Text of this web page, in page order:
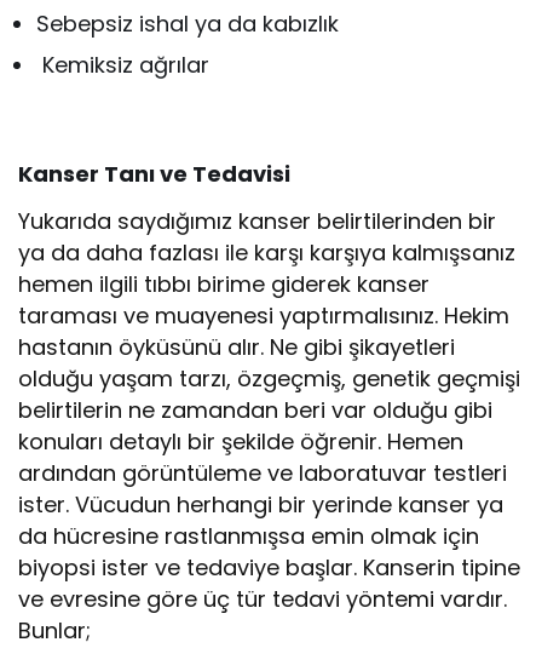
Sebepsiz ishal ya da kabızlık
Kemiksiz ağrılar
Kanser Tanı ve Tedavisi
Yukarıda saydığımız kanser belirtilerinden bir
ya da daha fazlası ile karşı karşıya kalmışsanız
hemen ilgili tıbbı birime giderek kanser
taraması ve muayenesi yaptırmalısınız. Hekim
hastanın öyküsünü alır. Ne gibi şikayetleri
olduğu yaşam tarzı, özgeçmiş, genetik geçmişi
belirtilerin ne zamandan beri var olduğu gibi
konuları detaylı bir şekilde öğrenir. Hemen
ardından görüntüleme ve laboratuvar testleri
ister. Vücudun herhangi bir yerinde kanser ya
da hücresine rastlanmışsa emin olmak için
biyopsi ister ve tedaviye başlar. Kanserin tipine
ve evresine göre üç tür tedavi yöntemi vardır.
Bunlar;